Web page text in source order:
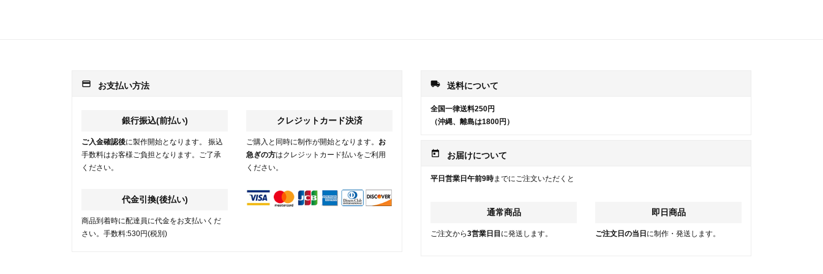
payment お支払い方法
銀行振込(前払い)
ご入金確認後に製作開始となります。 振込
手数料はお客様ご負担となります。ご了承
ください。
代金引換(後払い)
商品到着時に配達員に代金をお支払いくだ
さい。手数料:530円(税別)
クレジットカード決済
ご購入と同時に制作が開始となります。 お
急ぎの方はクレジットカード払いをご利用
ください。
local_shipping 送料について
全国一律送料250円
（沖縄、離島は1800円）
today お届けについて
平日営業日午前9時までにご注文いただくと
通常商品
ご注文から3営業日目 に発送します。
即日商品
ご注文日の当日 に制作・発送します。